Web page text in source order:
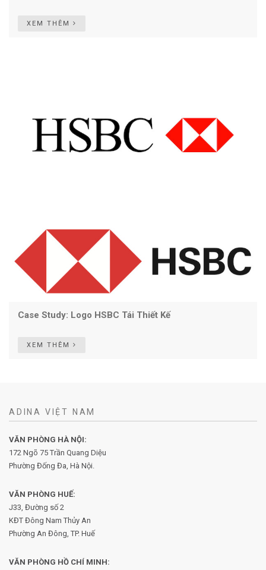
XEM THÊM
Case Study: Logo HSBC Tái Thiết Kế
XEM THÊM
ADINA VIỆT NAM
VĂN PHÒNG HÀ NỘI:
172 Ngõ 75 Trần Quang Diệu
Phường Đống Đa, Hà Nội.
VĂN PHÒNG HUẾ:
J33, Đường số 2
KĐT Đông Nam Thủy An
Phường An Đông, TP. Huế
VĂN PHÒNG HỒ CHÍ MINH: